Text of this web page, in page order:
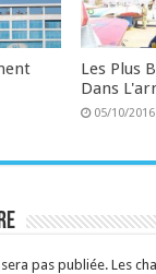
Les Plus
Dans
05/10/2016
pas publiée. Les